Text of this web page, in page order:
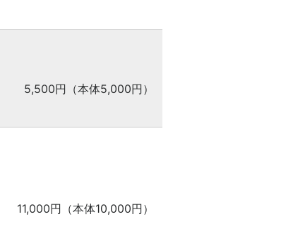
5,500円（本体5,000円）
11,000円（本体10,000円）